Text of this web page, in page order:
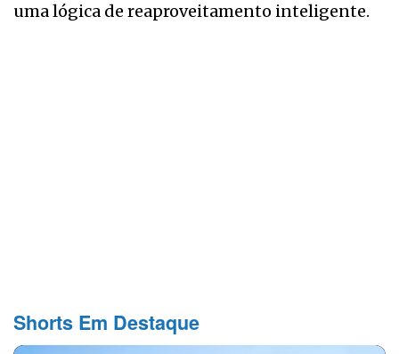
uma lógica de reaproveitamento inteligente.
Shorts Em Destaque